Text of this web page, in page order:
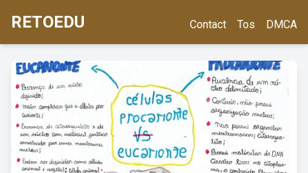
RETOEDU Contact Tos DMCA